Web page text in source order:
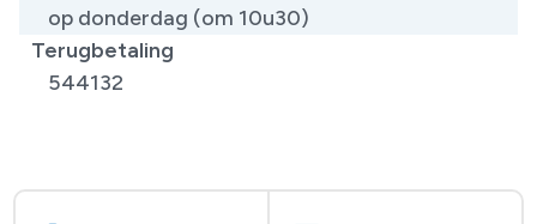
op donderdag (om 10u30)
Terugbetaling
544132